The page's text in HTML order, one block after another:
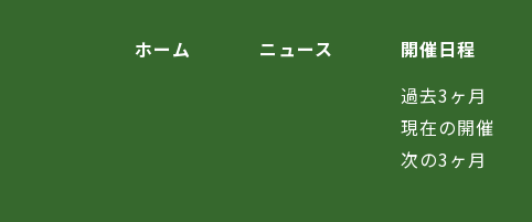
ホーム ニュース
開催日程
過去3ヶ月
現在の開催
次の3ヶ月